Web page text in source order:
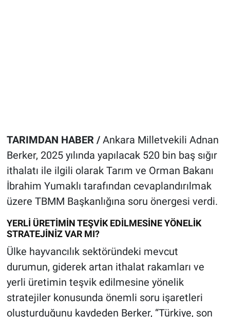
TARIMDAN HABER / Ankara Milletvekili Adnan
Berker, 2025 yılında yapılacak 520 bin baş sığır
ithalatı ile ilgili olarak Tarım ve Orman Bakanı
İbrahim Yumaklı tarafından cevaplandırılmak
üzere TBMM Başkanlığına soru önergesi verdi.
YERLİ ÜRETİMİN TEŞVİK EDİLMESİNE YÖNELİK
STRATEJİNİZ VAR MI?
Ülke hayvancılık sektöründeki mevcut
durumun, giderek artan ithalat rakamları ve
yerli üretimin teşvik edilmesine yönelik
stratejiler konusunda önemli soru işaretleri
oluşturduğunu kaydeden Berker, “Türkiye, son